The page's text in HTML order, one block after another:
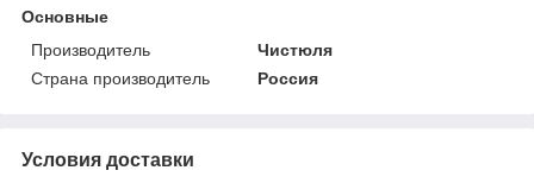
Основные
Производитель
Чистюля
Страна производитель
Россия
Условия доставки